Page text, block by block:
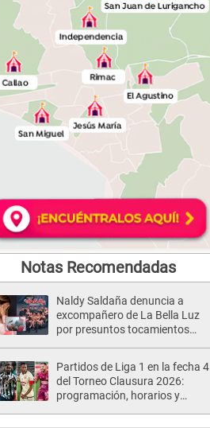
Notas Recomendadas
Naldy Saldaña denuncia a
excompañero de La Bella Luz
por presuntos tocamientos
Partidos de Liga 1 en la fecha 4
del Torneo Clausura 2026:
programación, horarios y